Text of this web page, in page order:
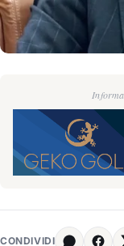
CONDIVIDI